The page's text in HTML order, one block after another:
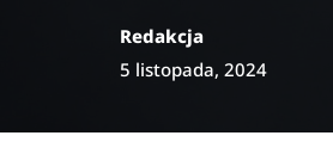
Redakcja
5 listopada, 2024